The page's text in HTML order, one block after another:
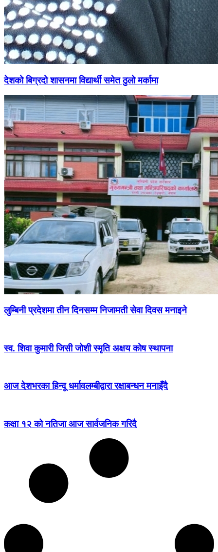
देशको बिग्रदो शासनमा विद्यार्थी समेत ठुलो मर्कामा
लुम्बिनी प्रदेशमा तीन दिनसम्म निजामती सेवा दिवस मनाइने
स्व. शिवा कुमारी जिसी जोशी स्मृति अक्षय कोष स्थापना
आज देशभरका हिन्दू धर्मावलम्बीद्वारा रक्षाबन्धन मनाइँदै
कक्षा १२ को नतिजा आज सार्वजनिक गरिदै